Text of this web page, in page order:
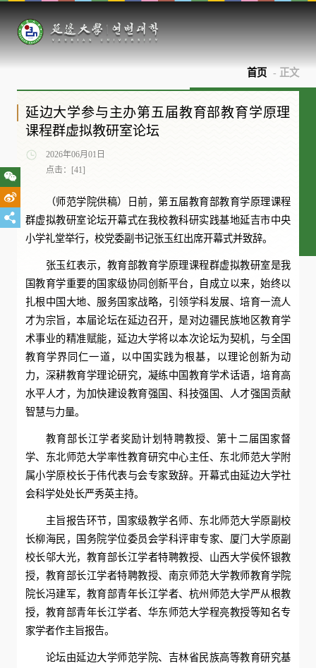
首页 - 正文
延边大学参与主办第五届教育部教育学原理
课程群虚拟教研室论坛
2026年06月01日
点击：[41]
（师范学院供稿）日前，第五届教育部教育学原理课程
群虚拟教研室论坛开幕式在我校教科研实践基地延吉市中央
小学礼堂举行，校党委副书记张玉红出席开幕式并致辞。
张玉红表示，教育部教育学原理课程群虚拟教研室是我
国教育学重要的国家级协同创新平台，自成立以来，始终以
扎根中国大地、服务国家战略，引领学科发展、培育一流人
才为宗旨，本届论坛在延边召开，是对边疆民族地区教育学
术事业的精准赋能，延边大学将以本次论坛为契机，与全国
教育学界同仁一道，以中国实践为根基，以理论创新为动
力，深耕教育学理论研究，凝练中国教育学术话语，培育高
水平人才，为加快建设教育强国、科技强国、人才强国贡献
智慧与力量。
教育部长江学者奖励计划特聘教授、第十二届国家督
学、东北师范大学率性教育研究中心主任、东北师范大学附
属小学原校长于伟代表与会专家致辞。开幕式由延边大学社
会科学处处长严秀英主持。
主旨报告环节，国家级教学名师、东北师范大学原副校
长柳海民，国务院学位委员会学科评审专家、厦门大学原副
校长邬大光，教育部长江学者特聘教授、山西大学侯怀银教
授，教育部长江学者特聘教授、南京师范大学教师教育学院
院长冯建军，教育部青年长江学者、杭州师范大学严从根教
授，教育部青年长江学者、华东师范大学程亮教授等知名专
家学者作主旨报告。
论坛由延边大学师范学院、吉林省民族高等教育研究基